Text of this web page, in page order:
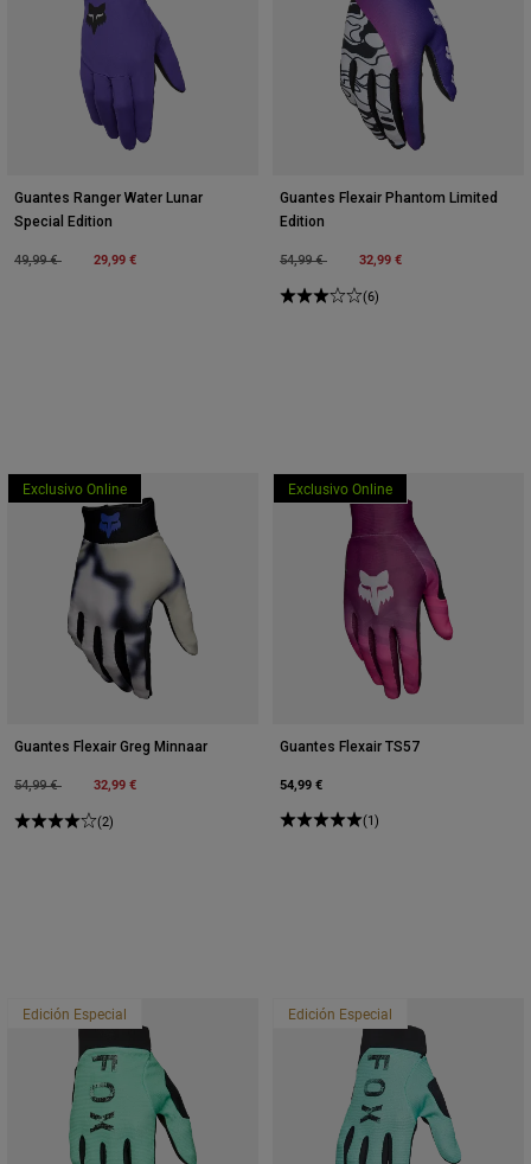
Guantes Ranger Water Lunar
Special Edition
Price reduced from
49,99 €to 29,99 €
Guantes Flexair Phantom Limited
Edition
Price reduced from
54,99 €to 32,99 €
(6)
Exclusivo Online
Guantes Flexair Greg Minnaar
Price reduced from
54,99 €to 32,99 €
(2)
Exclusivo Online
Guantes Flexair TS57
54,99 €
(1)
Edición Especial Edición Especial